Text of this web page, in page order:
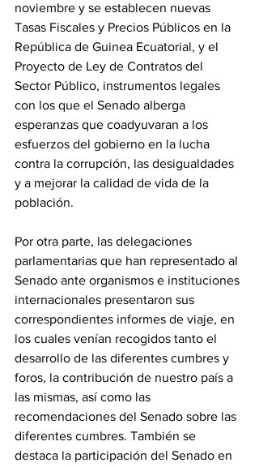
noviembre y se establecen nuevas
Tasas Fiscales y Precios Públicos en la
República de Guinea Ecuatorial, y el
Proyecto de Ley de Contratos del
Sector Público, instrumentos legales
con los que el Senado alberga
esperanzas que coadyuvaran a los
esfuerzos del gobierno en la lucha
contra la corrupción, las desigualdades
y a mejorar la calidad de vida de la
población.
‎Por otra parte, las delegaciones
parlamentarias que han representado al
Senado ante organismos e instituciones
internacionales presentaron sus
correspondientes informes de viaje, en
los cuales venían recogidos tanto el
desarrollo de las diferentes cumbres y
foros, la contribución de nuestro país a
las mismas, así como las
recomendaciones del Senado sobre las
diferentes cumbres. También se
destaca la participación del Senado en